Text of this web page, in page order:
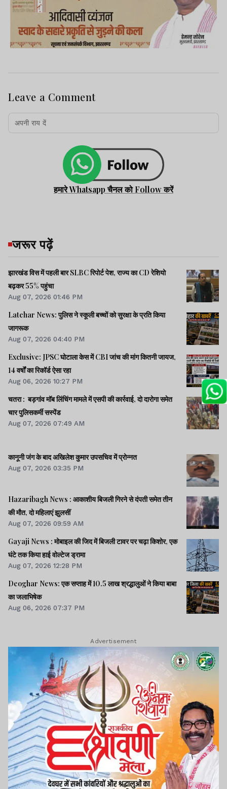
Leave a Comment
हमारे Whatsapp चैनल को Follow करें
जरूर पढ़ें
झारखंड विस में पहली बार SLBC रिपोर्ट पेश, राज्य का CD रेशियो
बढ़कर 55% पहुंचा
Aug 07, 2026 01:46 PM
Latehar News: पुलिस ने स्कूली बच्चों को सुरक्षा के प्रति किया
जागरूक
Aug 07, 2026 04:40 PM
Exclusive: JPSC घोटाला केस में CBI जांच की मांग कितनी जायज,
14 वर्षों का रिकॉर्ड ऐसा रहा
Aug 06, 2026 10:27 PM
चतरा : बड़गांव मॉब लिंचिंग मामले में एसपी की कार्रवाई, दो दारोगा समेत
चार पुलिसकर्मी सस्पेंड
Aug 07, 2026 07:49 AM
कानूनी जंग के बाद अखिलेश कुमार उपसचिव में प्रोन्नत
Aug 07, 2026 03:35 PM
Hazaribagh News : आकाशीय बिजली गिरने से दंपती समेत तीन
की मौत, दो महिलाएं झुलसीं
Aug 07, 2026 09:59 AM
Gayaji News : मोबाइल की जिद में बिजली टावर पर चढ़ा किशोर, एक
घंटे तक किया हाई वोल्टेज ड्रामा
Aug 07, 2026 12:28 PM
Deoghar News: एक सप्ताह में 10.5 लाख श्रद्धालुओं ने किया बाबा
का जलाभिषेक
Aug 06, 2026 07:37 PM
Advertisement